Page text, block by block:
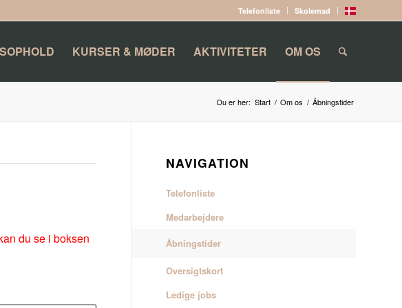
Telefonliste Skolemad
KURSER & MØDER AKTIVITETER OM OS
Du er her: Start / Om os / Åbningstider
du se i boksen
NAVIGATION
Telefonliste
Medarbejdere
Åbningstider
Oversigtskort
Ledige jobs